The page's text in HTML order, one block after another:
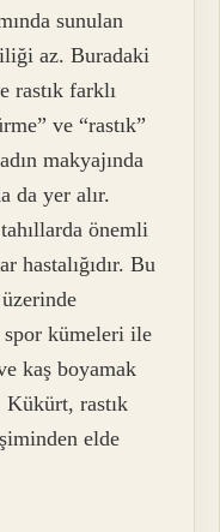
sunulan
az. Buradaki
rastık farklı
ve “rastık”
makyajında
da yer alır.
önemli
hastalığıdır. Bu
kümeleri ile
kaş boyamak
Kükürt, rastık
elde